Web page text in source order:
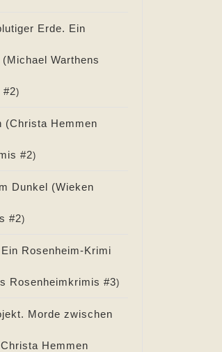
Erde. Ein
(Michael Warthens
#2)
(Christa Hemmen
#2)
Dunkel (Wieken
#2)
Rosenheim-Krimi
Rosenheimkrimis #3)
Morde zwischen
Christa Hemmen